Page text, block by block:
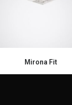
Mirona Fit